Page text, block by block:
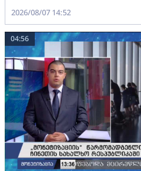
2026/08/07 14:52
04:56